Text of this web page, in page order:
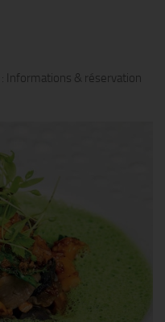
Informations & réservation